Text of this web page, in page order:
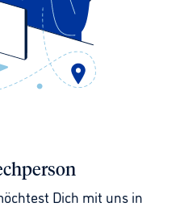
Dich mit uns in